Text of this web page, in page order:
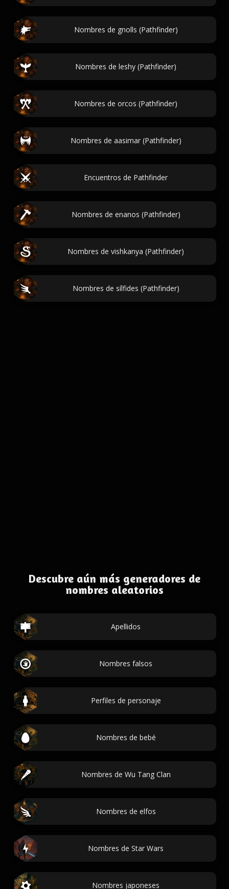
Nombres de gnolls (Pathfinder)
Nombres de leshy (Pathfinder)
Nombres de orcos (Pathfinder)
Nombres de aasimar (Pathfinder)
Encuentros de Pathfinder
Nombres de enanos (Pathfinder)
Nombres de vishkanya (Pathfinder)
Nombres de sílfides (Pathfinder)
Descubre aún más generadores de
nombres aleatorios
Apellidos
Nombres falsos
Perfiles de personaje
Nombres de bebé
Nombres de Wu Tang Clan
Nombres de elfos
Nombres de Star Wars
Nombres japoneses